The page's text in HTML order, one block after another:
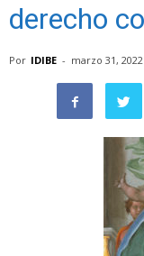
derecho
Por IDIBE - marzo 31, 2022